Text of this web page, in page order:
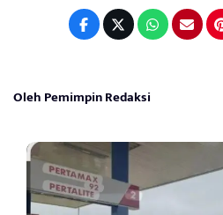
Oleh Pemimpin Redaksi